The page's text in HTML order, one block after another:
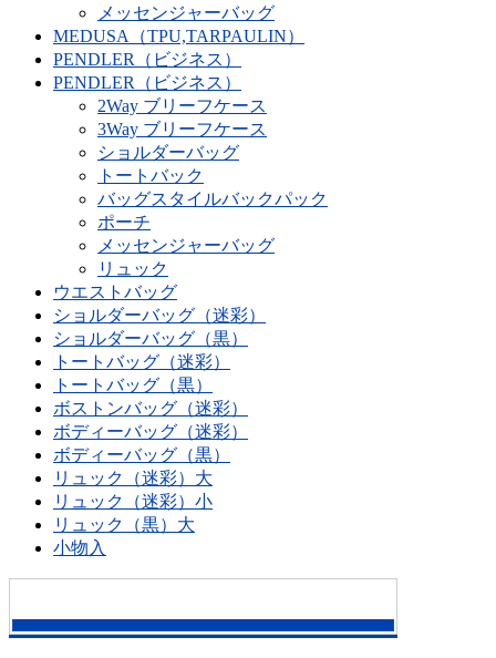
メッセンジャーバッグ
MEDUSA（TPU,TARPAULIN）
PENDLER（ビジネス）
PENDLER（ビジネス）
2Way ブリーフケース
3Way ブリーフケース
ショルダーバッグ
トートバック
バッグスタイルバックパック
ポーチ
メッセンジャーバッグ
リュック
ウエストバッグ
ショルダーバッグ（迷彩）
ショルダーバッグ（黒）
トートバッグ（迷彩）
トートバッグ（黒）
ボストンバッグ（迷彩）
ボディーバッグ（迷彩）
ボディーバッグ（黒）
リュック（迷彩）大
リュック（迷彩）小
リュック（黒）大
小物入